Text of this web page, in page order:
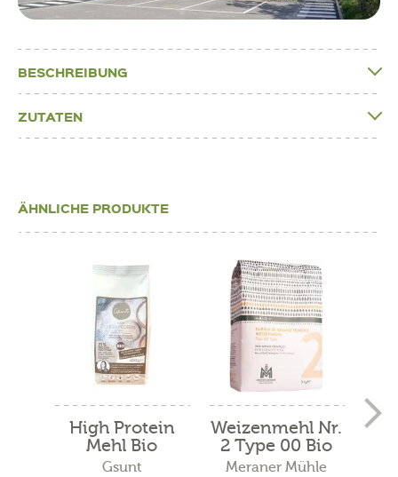
BESCHREIBUNG
ZUTATEN
ÄHNLICHE PRODUKTE
High Protein
Mehl Bio
Gsunt
Weizenmehl Nr.
2 Type 00 Bio
Meraner Mühle